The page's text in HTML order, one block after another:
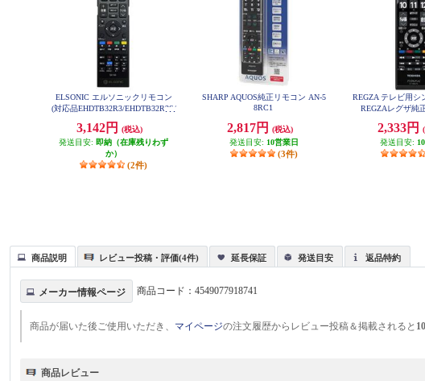
ELSONIC エルソニックリモコン
(対応品EHDTB32R3/EHDTB32R3S/
4R4） SX03
3,142円
(税込)
発送目安: 即納（在庫残りわず
か）
(2件)
SHARP AQUOS純正リモコン AN-5
8RC1
2,817円
(税込)
発送目安: 10営業日
(3件)
REGZA テレビ用シ
REGZAレグザ純
2,333円
発送目安:
商品説明 レビュー投稿・評価(4件) 延長保証 発送目安 返品特約
メーカー情報ページ 商品コード：4549077918741
商品が届いた後ご使用いただき、 マイページの注文履歴からレビュー投稿＆掲載されると
商品レビュー